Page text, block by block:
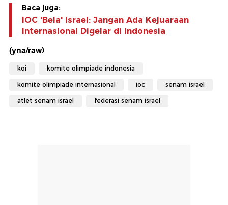
Baca juga:
IOC 'Bela' Israel: Jangan Ada Kejuaraan
Internasional Digelar di Indonesia
(yna/raw)
koi komite olimpiade indonesia
komite olimpiade internasional ioc senam israel
atlet senam israel federasi senam israel